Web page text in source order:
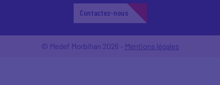
Contactez-nous
© Medef Morbihan 2026 - Mentions légales
cliquant sur le lien'cookies'en bas de page.